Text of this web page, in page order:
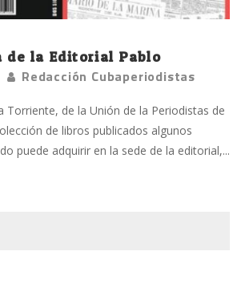
de la Editorial Pablo
Redacción Cubaperiodistas
Torriente, de la Unión de la Periodistas de
de libros publicados algunos
puede adquirir en la sede de la editorial,...